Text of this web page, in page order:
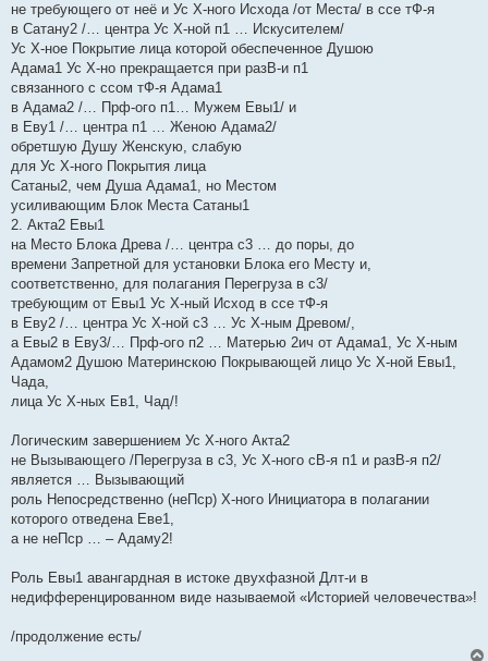
не требующего от неё и Ус Х-ного Исхода /от Места/ в ссе тФ-я
в Сатану2 /… центра Ус Х-ной п1 … Искусителем/
Ус Х-ное Покрытие лица которой обеспеченное Душою
Адама1 Ус Х-но прекращается при разВ-и п1
связанного с ссом тФ-я Адама1
в Адама2 /… Прф-ого п1… Мужем Евы1/ и
в Еву1 /… центра п1 … Женою Адама2/
обретшую Душу Женскую, слабую
для Ус Х-ного Покрытия лица
Сатаны2, чем Душа Адама1, но Местом
усиливающим Блок Места Сатаны1
2. Акта2 Евы1
на Место Блока Древа /… центра с3 … до поры, до
времени Запретной для установки Блока его Месту и,
соответственно, для полагания Перегруза в с3/
требующим от Евы1 Ус Х-ный Исход в ссе тФ-я
в Еву2 /… центра Ус Х-ной с3 … Ус Х-ным Древом/,
а Евы2 в Еву3/… Прф-ого п2 … Матерью 2ич от Адама1, Ус Х-ным
Адамом2 Душою Материнскою Покрывающей лицо Ус Х-ной Евы1,
Чада,
лица Ус Х-ных Ев1, Чад/!
Логическим завершением Ус Х-ного Акта2
не Вызывающего /Перегруза в с3, Ус Х-ного сВ-я п1 и разВ-я п2/
является … Вызывающий
роль Непосредственно (неПср) Х-ного Инициатора в полагании
которого отведена Еве1,
а не неПср … – Адаму2!
Роль Евы1 авангардная в истоке двухфазной Длт-и в
недифференцированном виде называемой «Историей человечества»!
/продолжение есть/